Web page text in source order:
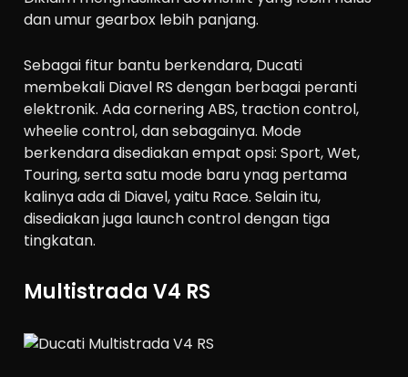
dan umur gearbox lebih panjang.
Sebagai fitur bantu berkendara, Ducati
membekali Diavel RS dengan berbagai peranti
elektronik. Ada cornering ABS, traction control,
wheelie control, dan sebagainya. Mode
berkendara disediakan empat opsi: Sport, Wet,
Touring, serta satu mode baru ynag pertama
kalinya ada di Diavel, yaitu Race. Selain itu,
disediakan juga launch control dengan tiga
tingkatan.
Multistrada V4 RS